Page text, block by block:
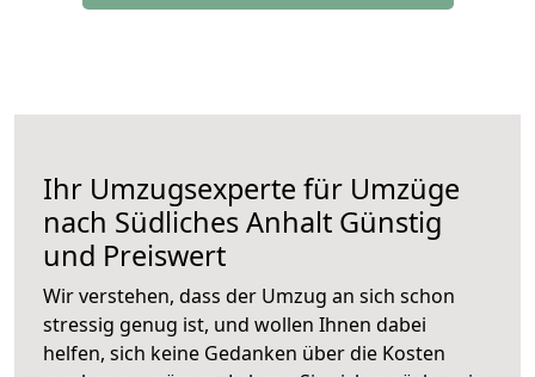
Ihr Umzugsexperte für Umzüge
nach Südliches Anhalt Günstig
und Preiswert
Wir verstehen, dass der Umzug an sich schon
stressig genug ist, und wollen Ihnen dabei
helfen, sich keine Gedanken über die Kosten